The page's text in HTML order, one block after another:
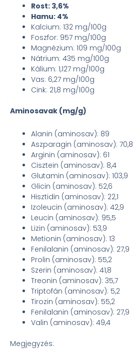
Rost: 3,6%
Hamu: 4%
Kalcium: 132 mg/100g
Foszfor: 957 mg/100g
Magnézium: 109 mg/100g
Nátrium: 435 mg/100g
Kálium: 1,127 mg/100g
Vas: 6,27 mg/100g
Cink: 21,8 mg/100g
Aminosavak (mg/g)
Alanin (aminosav): 89
Aszparagin (aminosav): 70,8
Arginin (aminosav): 61
Cisztein (aminosav): 8,4
Glutamin (aminosav): 103,9
Glicin (aminosav): 52,6
Hisztidin (aminosav): 22,1
Izoleucin (aminosav): 42,9
Leucin (aminosav): 95,5
Lizin (aminosav): 53,9
Metionin (aminosav): 13
Fenilalanin (aminosav): 27,9
Prolin (aminosav): 55,2
Szerin (aminosav): 41,8
Treonin (aminosav): 35,7
Triptofán (aminosav): 5,2
Tirozin (aminosav): 55,2
Fenilalanin (aminosav): 27,9
Valin (aminosav): 49,4
Megjegyzés: